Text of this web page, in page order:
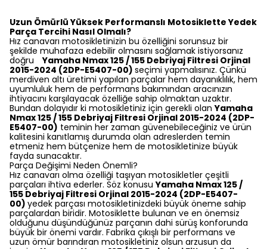
Uzun Ömürlü Yüksek Performanslı Motosiklette Yedek
Parça Tercihi Nasıl Olmalı?
Hız canavarı motosikletinizin bu özelliğini sorunsuz bir
şekilde muhafaza edebilir olmasını sağlamak istiyorsanız
doğru Yamaha Nmax 125 / 155 Debriyaj Filtresi Orjinal
2015-2024 (2DP-E5407-00) seçimi yapmalısınız. Çünkü
merdiven altı üretimi yapılan parçalar hem dayanıklılık, hem
uyumluluk hem de performans bakımından aracınızın
ihtiyacını karşılayacak özelliğe sahip olmaktan uzaktır.
Bundan dolayıdır ki motosikletiniz için gerekli olanYamaha
Nmax 125 / 155 Debriyaj Filtresi Orjinal 2015-2024 (2DP-
E5407-00) teminin her zaman güvenebileceğiniz ve ürün
kalitesini kanıtlamış durumda olan adreslerden temin
etmeniz hem bütçenize hem de motosikletinize büyük
fayda sunacaktır.
Parça Değişimi Neden Önemli?
Hız canavarı olma özelliği taşıyan motosikletler çeşitli
parçaları ihtiva ederler. Söz konusuYamaha Nmax 125 /
155 Debriyaj Filtresi Orjinal 2015-2024 (2DP-E5407-
00) yedek parçası motosikletinizdeki büyük öneme sahip
parçalardan biridir. Motosiklette bulunan ve en önemsiz
olduğunu düşündüğünüz parçanın dahi sürüş konforunda
büyük bir önemi vardır. Fabrika çıkışlı bir performans ve
uzun ömür barındıran motosikletiniz olsun arzusun da